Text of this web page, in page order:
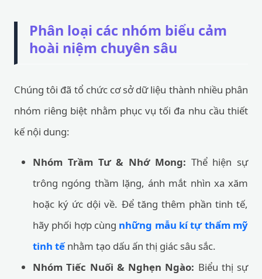
Phân loại các nhóm biểu cảm
hoài niệm chuyên sâu
Chúng tôi đã tổ chức cơ sở dữ liệu thành nhiều phân
nhóm riêng biệt nhằm phục vụ tối đa nhu cầu thiết
kế nội dung:
Nhóm Trầm Tư & Nhớ Mong: Thể hiện sự
trông ngóng thầm lặng, ánh mắt nhìn xa xăm
hoặc ký ức dội về. Để tăng thêm phần tinh tế,
hãy phối hợp cùng những mẫu kí tự thẩm mỹ
tinh tếnhằm tạo dấu ấn thị giác sâu sắc.
Nhóm Tiếc Nuối & Nghẹn Ngào: Biểu thị sự